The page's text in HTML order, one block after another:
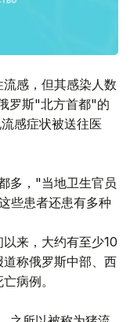
感，但其感染人数
罗斯"北方首都"的
感症状被送往医
多，"当地卫生官员
些患者还患有多种
来，大约有至少10
称俄罗斯中部、西
病例。